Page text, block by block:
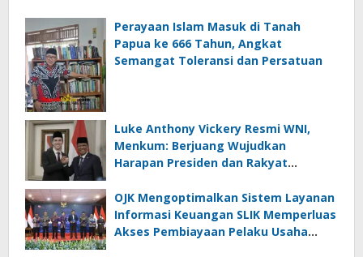
Perayaan Islam Masuk di Tanah
Papua ke 666 Tahun, Angkat
Semangat Toleransi dan Persatuan
Luke Anthony Vickery Resmi WNI,
Menkum: Berjuang Wujudkan
Harapan Presiden dan Rakyat
OJK Mengoptimalkan Sistem Layanan
Informasi Keuangan SLIK Memperluas
Akses Pembiayaan Pelaku Usaha